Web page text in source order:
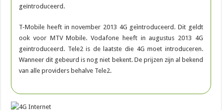
geïntroduceerd.
T-Mobile heeft in november 2013 4G geìntroduceerd. Dit geldt
ook voor MTV Mobile. Vodafone heeft in augustus 2013 4G
geintroduceerd. Tele2 is de laatste die 4G moet introduceren.
Wanneer dit gebeurd is nog niet bekent. De prijzen zijn al bekend
van alle providers behalve Tele2.